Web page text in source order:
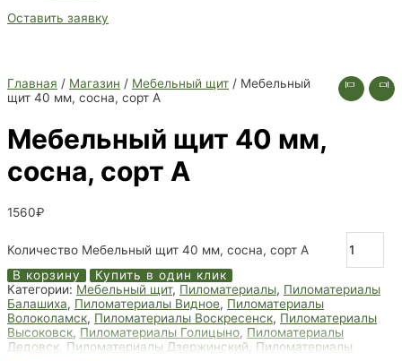
Оставить заявку
Главная / Магазин / Мебельный щит / Мебельный
щит 40 мм, сосна, сорт А
Мебельный щит 40 мм,
сосна, сорт А
1560₽
Количество Мебельный щит 40 мм, сосна, сорт А
В корзину
Купить в один клик
Категории: Мебельный щит, Пиломатериалы, Пиломатериалы
Балашиха, Пиломатериалы Видное, Пиломатериалы
Волоколамск, Пиломатериалы Воскресенск, Пиломатериалы
Высоковск, Пиломатериалы Голицыно, Пиломатериалы
Дедовск Пиломатериалы Дзержинский
Пиломатериалы